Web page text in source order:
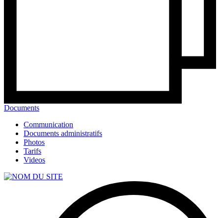
Documents
Communication
Documents administratifs
Photos
Tarifs
Videos